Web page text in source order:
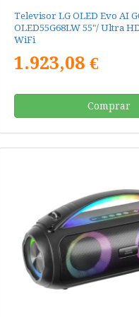
Televisor LG OLED Evo AI
OLED55G68LW 55"/ Ultra
WiFi
1.923,08 €
Comprar